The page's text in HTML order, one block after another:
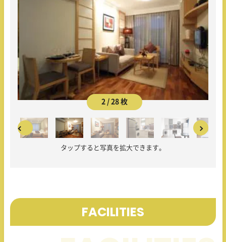
2 / 28 枚
タップすると写真を拡大できます。
FACILITIES